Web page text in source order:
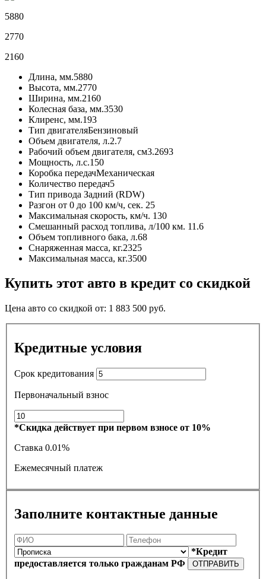
5880
2770
2160
Длина, мм.5880
Высота, мм.2770
Ширина, мм.2160
Колесная база, мм.3530
Клиренс, мм.193
Тип двигателяБензиновый
Объем двигателя, л.2.7
Рабочий объем двигателя, см3.2693
Мощность, л.с.150
Коробка передачМеханическая
Количество передач5
Тип привода Задний (RDW)
Разгон от 0 до 100 км/ч, сек. 25
Максимальная скорость, км/ч. 130
Смешанный расход топлива, л/100 км. 11.6
Объем топливного бака, л.68
Снаряженная масса, кг.2325
Максимальная масса, кг.3500
Купить этот авто в кредит со скидкой
Цена авто со скидкой от: 1 883 500 руб.
Кредитные условия
Срок кредитования
Первоначальный взнос
*Скидка действует при первом взносе от 10%
Ставка 0.01%
Ежемесячный платеж
Заполните контактные данные
*Кредит
предоставляется только гражданам РФ
ОТПРАВИТЬ